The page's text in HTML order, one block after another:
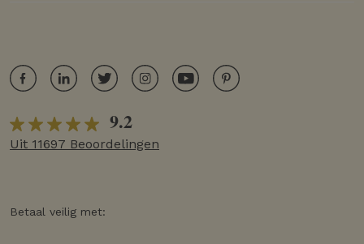
9.2
Uit 11697 Beoordelingen
Betaal veilig met: